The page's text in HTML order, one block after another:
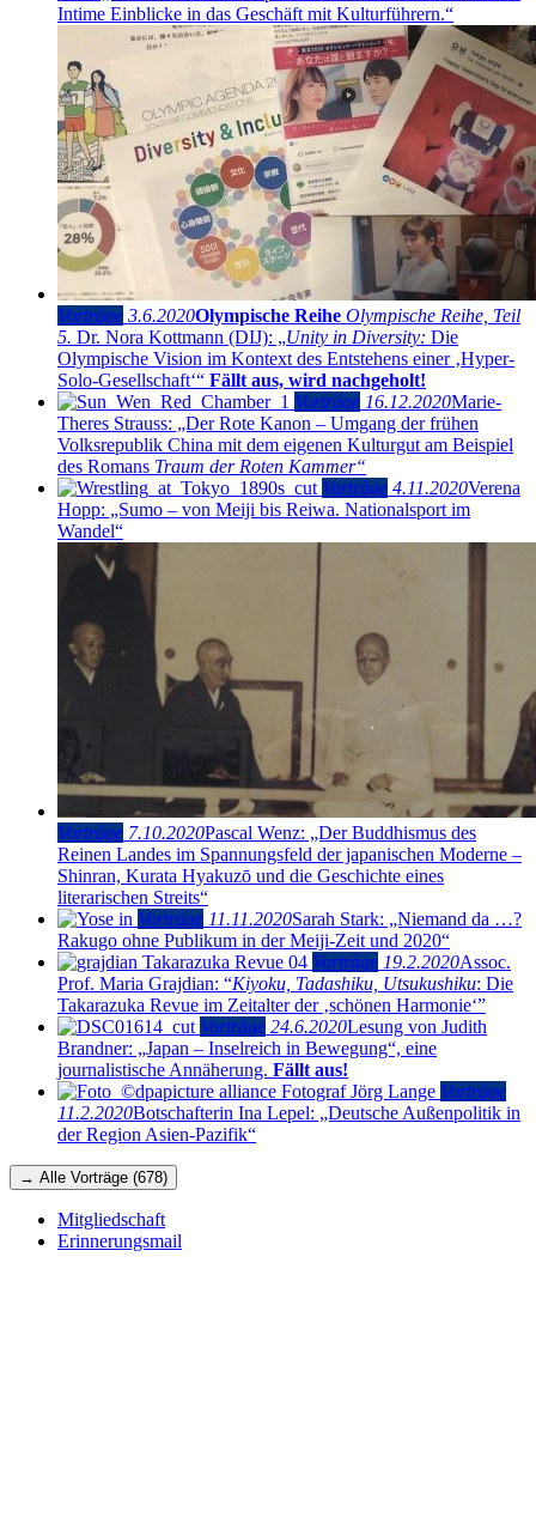
Intime Einblicke in das Geschäft mit Kulturführern.“
Vorträge 3.6.2020Olympische Reihe Olympische Reihe, Teil
5. Dr. Nora Kottmann (DIJ): „Unity in Diversity: Die
Olympische Vision im Kontext des Entstehens einer ‚Hyper-
Solo-Gesellschaft‘“ Fällt aus, wird nachgeholt!
Vorträge 16.12.2020Marie-
Theres Strauss: „Der Rote Kanon – Umgang der frühen
Volksrepublik China mit dem eigenen Kulturgut am Beispiel
des Romans Traum der Roten Kammer“
Vorträge 4.11.2020Verena
Hopp: „Sumo – von Meiji bis Reiwa. Nationalsport im
Wandel“
Vorträge 7.10.2020Pascal Wenz: „Der Buddhismus des
Reinen Landes im Spannungsfeld der japanischen Moderne –
Shinran, Kurata Hyakuzō und die Geschichte eines
literarischen Streits“
Vorträge 11.11.2020Sarah Stark: „Niemand da …?
Rakugo ohne Publikum in der Meiji-Zeit und 2020“
Vorträge 19.2.2020Assoc.
Prof. Maria Grajdian: “Kiyoku, Tadashiku, Utsukushiku: Die
Takarazuka Revue im Zeitalter der ‚schönen Harmonie‘”
Vorträge 24.6.2020Lesung von Judith
Brandner: „Japan – Inselreich in Bewegung“, eine
journalistische Annäherung. Fällt aus!
Vorträge
11.2.2020Botschafterin Ina Lepel: „Deutsche Außenpolitik in
der Region Asien-Pazifik“
→ Alle Vorträge (678)
Mitgliedschaft
Erinnerungsmail